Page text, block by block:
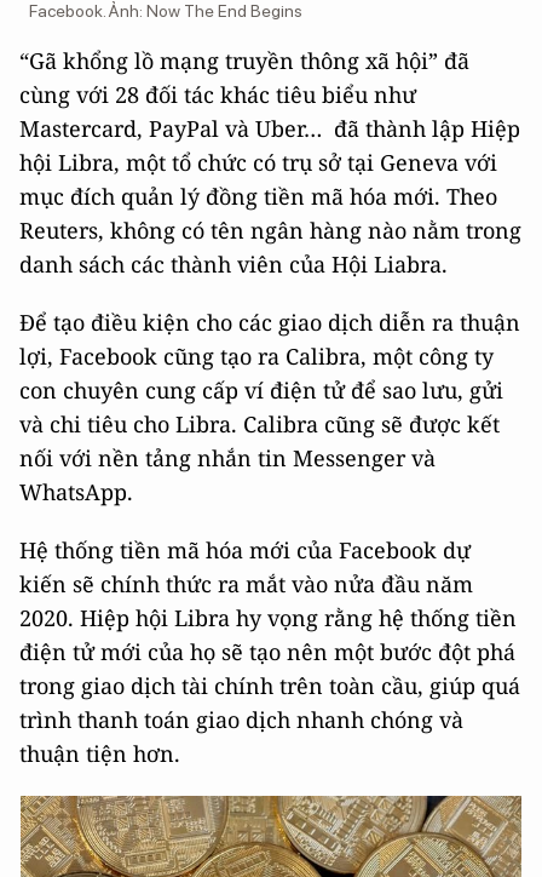
Facebook. Ảnh: Now The End Begins
“Gã khổng lồ mạng truyền thông xã hội” đã
cùng với 28 đối tác khác tiêu biểu như
Mastercard, PayPal và Uber… đã thành lập Hiệp
hội Libra, một tổ chức có trụ sở tại Geneva với
mục đích quản lý đồng tiền mã hóa mới. Theo
Reuters, không có tên ngân hàng nào nằm trong
danh sách các thành viên của Hội Liabra.
Để tạo điều kiện cho các giao dịch diễn ra thuận
lợi, Facebook cũng tạo ra Calibra, một công ty
con chuyên cung cấp ví điện tử để sao lưu, gửi
và chi tiêu cho Libra. Calibra cũng sẽ được kết
nối với nền tảng nhắn tin Messenger và
WhatsApp.
Hệ thống tiền mã hóa mới của Facebook dự
kiến sẽ chính thức ra mắt vào nửa đầu năm
2020. Hiệp hội Libra hy vọng rằng hệ thống tiền
điện tử mới của họ sẽ tạo nên một bước đột phá
trong giao dịch tài chính trên toàn cầu, giúp quá
trình thanh toán giao dịch nhanh chóng và
thuận tiện hơn.